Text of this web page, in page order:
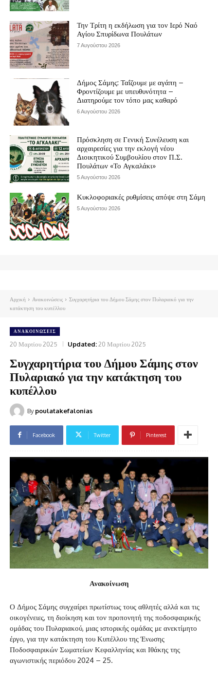
Την Τρίτη η εκδήλωση για τον Ιερό Ναό
Αγίου Σπυρίδωνα Πουλάτων
7 Αυγούστου 2026
Δήμος Σάμης: Ταΐζουμε με αγάπη –
Φροντίζουμε με υπευθυνότητα –
Διατηρούμε τον τόπο μας καθαρό
6 Αυγούστου 2026
Πρόσκληση σε Γενική Συνέλευση και
αρχαιρεσίες για την εκλογή νέου
Διοικητικού Συμβουλίου στον Π.Σ.
Πουλάτων «Το Αγκαλάκι»
5 Αυγούστου 2026
Κυκλοφοριακές ρυθμίσεις απόψε στη Σάμη
5 Αυγούστου 2026